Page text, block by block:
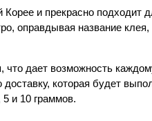
и прекрасно
оправдывая название
дает возможность
которая будет
и 10 граммов.